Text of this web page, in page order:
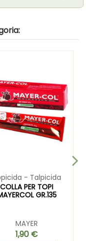
- Talpicida
COLLA PER TOPI
GR.135
MAYER
1,90 €